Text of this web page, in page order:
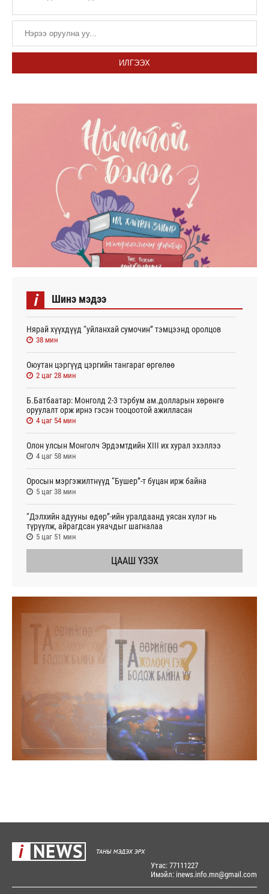
ИЛГЭЭХ
i Шинэ мэдээ
Нярай хүүхдүүд “уйланхай сумочин” тэмцээнд оролцов
38 мин
Оюутан цэргүүд цэргийн тангараг өргөлөө
2 цаг 28 мин
Б.Батбаатар: Монголд 2-3 тэрбум ам.долларын хөрөнгө
оруулалт орж ирнэ гэсэн тооцоотой ажилласан
4 цаг 54 мин
Олон улсын Монголч Эрдэмтдийн XIII их хурал эхэллээ
4 цаг 58 мин
Оросын мэргэжилтнүүд “Бушер”-т буцан ирж байна
5 цаг 38 мин
“Дэлхийн адууны өдөр”-ийн уралдаанд уясан хүлэг нь
түрүүлж, айрагдсан уяачдыг шагналаа
5 цаг 51 мин
ЦААШ ҮЗЭХ
Утас: 77111227
Имэйл: inews.info.mn@gmail.com